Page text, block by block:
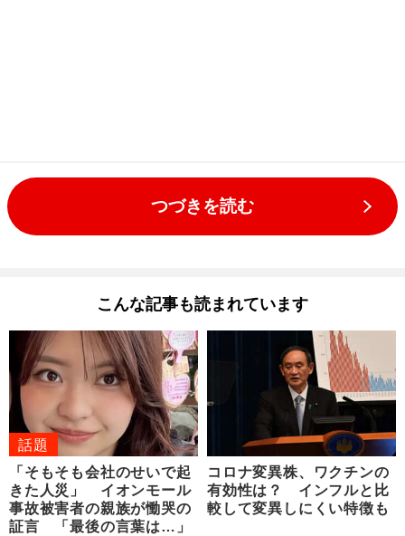
つづきを読む
こんな記事も読まれています
話題
「そもそも会社のせいで起
きた人災」 イオンモール
事故被害者の親族が慟哭の
証言 「最後の言葉は…」
コロナ変異株、ワクチンの
有効性は？ インフルと比
較して変異しにくい特徴も